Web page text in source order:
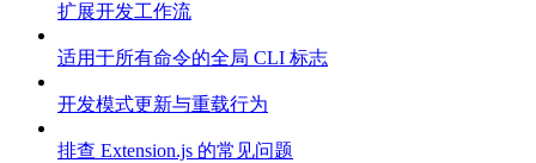
扩展开发工作流
适用于所有命令的全局 CLI 标志
开发模式更新与重载行为
排查 Extension.js 的常见问题